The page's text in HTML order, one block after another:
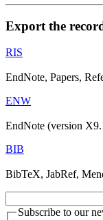
Export the
RIS
EndNote, Papers,
ENW
EndNote (version
BIB
BibTeX, JabRef,
Subscribe to our